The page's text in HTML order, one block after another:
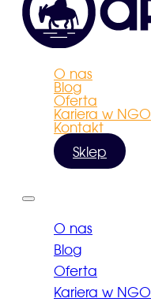
O nas
Blog
Oferta
Kariera w NGO
Kontakt
Sklep
O nas
Blog
Oferta
Kariera w NGO